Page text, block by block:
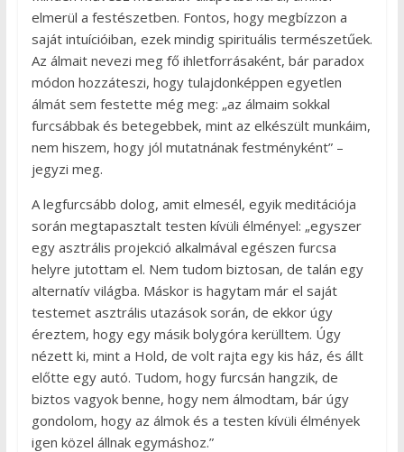
elmerül a festészetben. Fontos, hogy megbízzon a
saját intuícióiban, ezek mindig spirituális természetűek.
Az álmait nevezi meg fő ihletforrásaként, bár paradox
módon hozzáteszi, hogy tulajdonképpen egyetlen
álmát sem festette még meg: „az álmaim sokkal
furcsábbak és betegebbek, mint az elkészült munkáim,
nem hiszem, hogy jól mutatnának festményként” –
jegyzi meg.
A legfurcsább dolog, amit elmesél, egyik meditációja
során megtapasztalt testen kívüli élményel: „egyszer
egy asztrális projekció alkalmával egészen furcsa
helyre jutottam el. Nem tudom biztosan, de talán egy
alternatív világba. Máskor is hagytam már el saját
testemet asztrális utazások során, de ekkor úgy
éreztem, hogy egy másik bolygóra kerülltem. Úgy
nézett ki, mint a Hold, de volt rajta egy kis ház, és állt
előtte egy autó. Tudom, hogy furcsán hangzik, de
biztos vagyok benne, hogy nem álmodtam, bár úgy
gondolom, hogy az álmok és a testen kívüli élmények
igen közel állnak egymáshoz.”